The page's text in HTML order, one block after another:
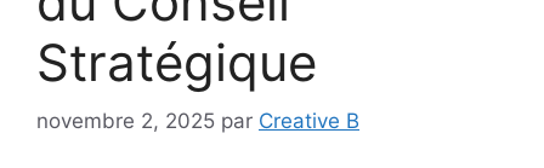
Stratégique
novembre 2, 2025 par Creative B